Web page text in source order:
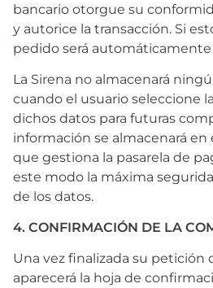
bancario otorgue su
y autorice la transacción. Si
pedido será automáticamente
La Sirena no almacenará
cuando el usuario seleccione
dichos datos para futuras
información se almacenará
que gestiona la pasarela de
este modo la máxima
de los datos.
4. CONFIRMACIÓN DE LA
Una vez finalizada su petición
aparecerá la hoja de